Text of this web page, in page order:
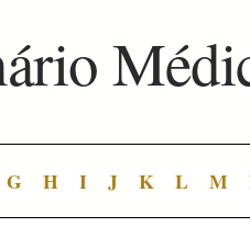
G H I J K L M